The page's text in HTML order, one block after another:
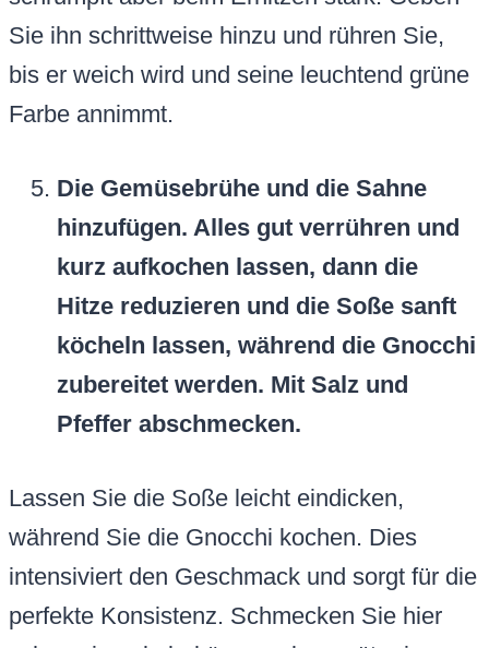
Sie ihn schrittweise hinzu und rühren Sie,
bis er weich wird und seine leuchtend grüne
Farbe annimmt.
Die Gemüsebrühe und die Sahne
hinzufügen. Alles gut verrühren und
kurz aufkochen lassen, dann die
Hitze reduzieren und die Soße sanft
köcheln lassen, während die Gnocchi
zubereitet werden. Mit Salz und
Pfeffer abschmecken.
Lassen Sie die Soße leicht eindicken,
während Sie die Gnocchi kochen. Dies
intensiviert den Geschmack und sorgt für die
perfekte Konsistenz. Schmecken Sie hier